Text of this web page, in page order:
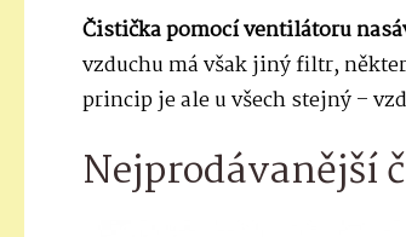
Čistička pomocí ventilátoru
vzduchu má však jiný filtr,
princip je ale u všech stejný –
Nejprodávanější